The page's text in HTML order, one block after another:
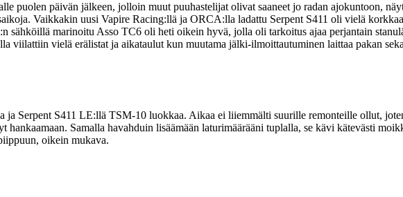
puolen päivän jälkeen, jolloin muut puuhastelijat olivat saaneet jo radan ajokuntoon,
Vaikkakin uusi Vapire Racing:llä ja ORCA:lla ladattu Serpent S411 oli vielä
sähköillä marinoitu Asso TC6 oli heti oikein hyvä, jolla oli tarkoitus ajaa perjantain
viilattiin vielä erälistat ja aikataulut kun muutama jälki-ilmoittautuminen laittaa pakan
ja Serpent S411 LE:llä TSM-10 luokkaa. Aikaa ei liiemmälti suurille remonteille ollut,
hankaamaan. Samalla havahduin lisäämään laturimäärääni tuplalla, se kävi kätevästi
oikein mukava.